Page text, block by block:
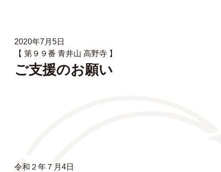
2020年7月5日
【 第９９番 青井山 高野寺 】
ご支援のお願い
令和２年７月4日